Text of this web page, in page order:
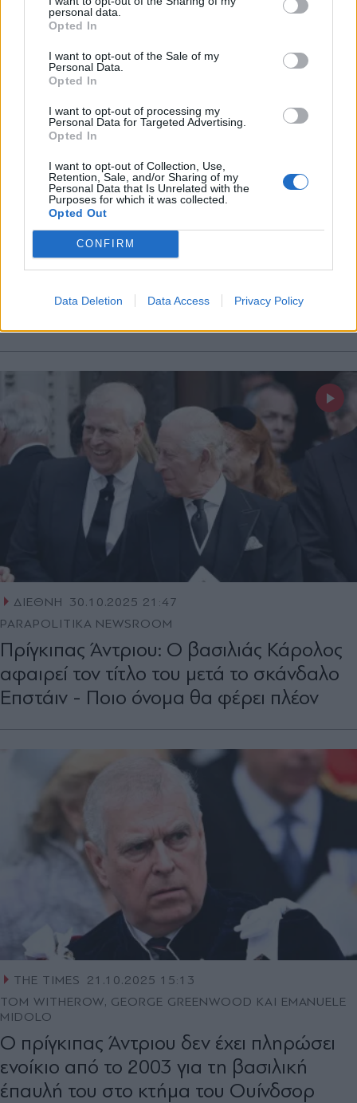
personal data.
Opted In
I want to opt-out of the Sale of my
Personal Data.
Opted In
I want to opt-out of processing my
Personal Data for Targeted Advertising.
Opted In
I want to opt-out of Collection, Use,
Retention, Sale, and/or Sharing of my
Personal Data that Is Unrelated with the
Purposes for which it was collected.
Opted Out
CONFIRM
Data Deletion Data Access Privacy Policy
ΔΙΕΘΝΗ
PARAPOLITIKA NEWSROOM
Ο Πρίγκιπας Άντριου "εξορίζεται" στο
Αμπού Ντάμπι: Η νέα ζωή του σε βίλα 10
ΔΙΕΘΝΗ
30.10.2025 21:47
PARAPOLITIKA NEWSROOM
Πρίγκιπας Άντριου: Ο βασιλιάς Κάρολος
αφαιρεί τον τίτλο του μετά το σκάνδαλο
Επστάιν - Ποιο όνομα θα φέρει πλέον
THE TIMES
21.10.2025 15:13
TOM WITHEROW, GEORGE GREENWOOD ΚΑΙ EMANUELE
MIDOLO
Ο πρίγκιπας Άντριου δεν έχει πληρώσει
ενοίκιο από το 2003 για τη βασιλική
έπαυλή του στο κτήμα του Ουίνδσορ
Αποδέχομαι τους
και την πολιτική απορρήτου
X